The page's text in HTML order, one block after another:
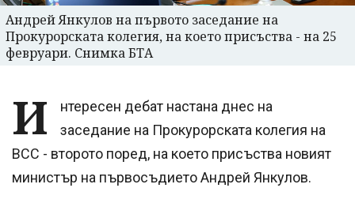
Андрей Янкулов на първото заседание на
Прокурорската колегия, на което присъства - на 25
февруари. Снимка БТА
И
нтересен дебат настана днес на
заседание на Прокурорската колегия на
ВСС - второто поред, на което присъства новият
министър на първосъдието Андрей Янкулов.